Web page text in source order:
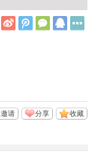
Q
新
浪
腾
讯
微
信
Q
收藏
分享
邀请